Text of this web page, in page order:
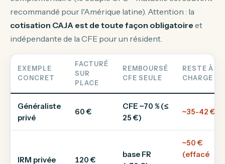
recommandé pour l'Amérique latine). Attention : la
cotisation CAJA est de toute façon obligatoire et
indépendante de la CFE pour un résident.
EXEMPLE
CONCRET
FACTURÉ
SUR
PLACE
REMBOURSÉ
CFE SEULE
RESTE À
CHARGE
Généraliste
privé
60 €
CFE ~70 % (≤
25 €)
~35-42 €
IRM privée 120 €
base FR
~50 €
(effacé